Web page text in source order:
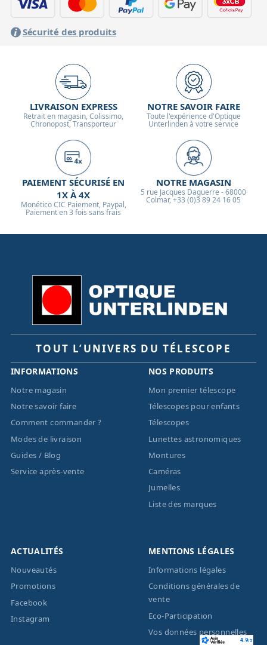
Sécurité des produits
LIVRAISON EXPRESS
Retrait en magasin, Colissimo,
Chronopost, Transporteur
NOTRE SAVOIR FAIRE
Toute l'expérience d'Optique
Unterlinden à votre service
PAIEMENT SÉCURISÉ EN
1X À 4X
Monético CIC Paiement, Paypal,
Paiement en 3 fois sans frais
NOTRE MAGASIN
5 rue Jacques Daguerre - 68000
Colmar, +33 (0)3 89 24 16 05
TOUT L’UNIVERS DU TÉLESCOPE
INFORMATIONS
Notre magasin
Notre savoir faire
Comment commander ?
Modes de livraison
Guides / Blog
Service après-vente
NOS PRODUITS
Mon premier télescope
Télescopes pour enfants
Télescopes
Lunettes astronomiques
Montures
Caméras
Jumelles
Liste des marques
ACTUALITÉS
Nouveautés
Promotions
Facebook
Instagram
MENTIONS LÉGALES
Informations légales
Conditions générales de
vente
Eco-Participation
Vos données personnelles